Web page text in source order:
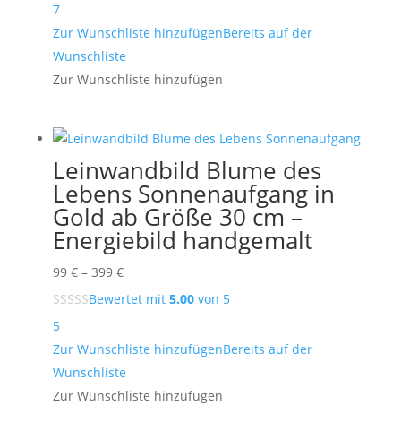
399 €
7
Zur Wunschliste hinzufügenBereits auf der
Wunschliste
Zur Wunschliste hinzufügen
Leinwandbild Blume des
Lebens Sonnenaufgang in
Gold ab Größe 30 cm –
Energiebild handgemalt
99 € – 399 €Preisspanne:
99 €
399 €
Bewertet mit 5.00von 5
5
Zur Wunschliste hinzufügenBereits auf der
Wunschliste
Zur Wunschliste hinzufügen